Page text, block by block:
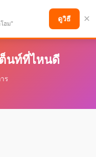
น้า
นท์ที่ไหนดี
ร
ฮม"
ดูวิธี ×